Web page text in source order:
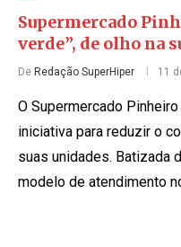
Supermercado
verde”, de olho na
De Redação SuperHiper 11
O Supermercado
iniciativa para reduzir o
suas unidades. Batizada
modelo de atendimento